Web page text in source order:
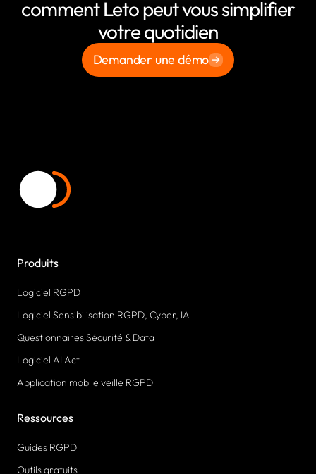
comment Leto peut vous simplifier
votre quotidien
Demander une démo
Produits
Logiciel RGPD
Logiciel Sensibilisation RGPD, Cyber, IA
Questionnaires Sécurité & Data
Logiciel AI Act
Application mobile veille RGPD
Ressources
Guides RGPD
Outils gratuits